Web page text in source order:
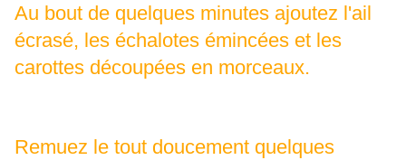
Au bout de quelques minutes ajoutez l'ail
écrasé, les échalotes émincées et les
carottes découpées en morceaux.
Remuez le tout doucement quelques